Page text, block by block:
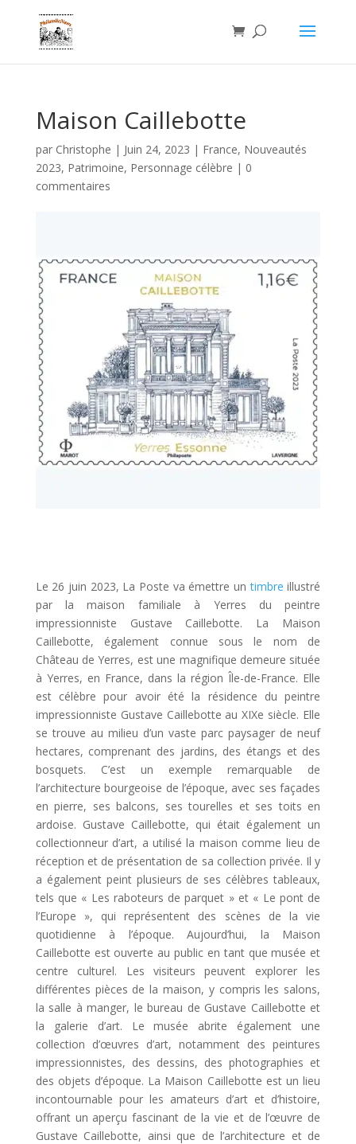
Maison Caillebotte
par Christophe | Juin 24, 2023 | France, Nouveautés
2023, Patrimoine, Personnage célèbre | 0
commentaires
Le 26 juin 2023, La Poste va émettre untimbre illustré
par la maison familiale à Yerres du peintre
impressionniste Gustave Caillebotte. La Maison
Caillebotte, également connue sous le nom de
Château de Yerres, est une magnifique demeure située
à Yerres, en France, dans la région Île-de-France. Elle
est célèbre pour avoir été la résidence du peintre
impressionniste Gustave Caillebotte au XIXe siècle. Elle
se trouve au milieu d’un vaste parc paysager de neuf
hectares, comprenant des jardins, des étangs et des
bosquets. C’est un exemple remarquable de
l’architecture bourgeoise de l’époque, avec ses façades
en pierre, ses balcons, ses tourelles et ses toits en
ardoise. Gustave Caillebotte, qui était également un
collectionneur d’art, a utilisé la maison comme lieu de
réception et de présentation de sa collection privée. Il y
a également peint plusieurs de ses célèbres tableaux,
tels que « Les raboteurs de parquet » et « Le pont de
l’Europe », qui représentent des scènes de la vie
quotidienne à l’époque. Aujourd’hui, la Maison
Caillebotte est ouverte au public en tant que musée et
centre culturel. Les visiteurs peuvent explorer les
différentes pièces de la maison, y compris les salons,
la salle à manger, le bureau de Gustave Caillebotte et
la galerie d’art. Le musée abrite également une
collection d’œuvres d’art, notamment des peintures
impressionnistes, des dessins, des photographies et
des objets d’époque. La Maison Caillebotte est un lieu
incontournable pour les amateurs d’art et d’histoire,
offrant un aperçu fascinant de la vie et de l’œuvre de
Gustave Caillebotte, ainsi que de l’architecture et de